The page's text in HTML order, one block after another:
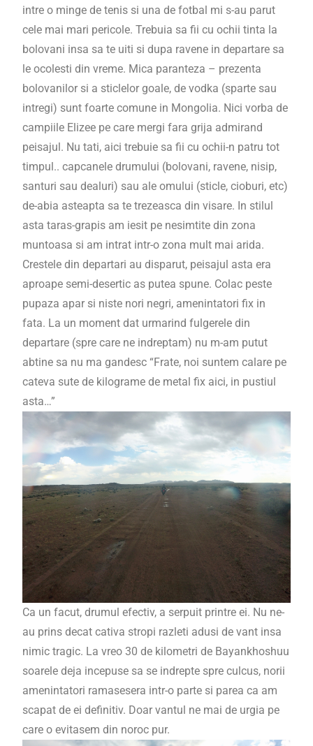
intre o minge de tenis si una de fotbal mi s-au parut
cele mai mari pericole. Trebuia sa fii cu ochii tinta la
bolovani insa sa te uiti si dupa ravene in departare sa
le ocolesti din vreme. Mica paranteza – prezenta
bolovanilor si a sticlelor goale, de vodka (sparte sau
intregi) sunt foarte comune in Mongolia. Nici vorba de
campiile Elizee pe care mergi fara grija admirand
peisajul. Nu tati, aici trebuie sa fii cu ochii-n patru tot
timpul.. capcanele drumului (bolovani, ravene, nisip,
santuri sau dealuri) sau ale omului (sticle, cioburi, etc)
de-abia asteapta sa te trezeasca din visare. In stilul
asta taras-grapis am iesit pe nesimtite din zona
muntoasa si am intrat intr-o zona mult mai arida.
Crestele din departari au disparut, peisajul asta era
aproape semi-desertic as putea spune. Colac peste
pupaza apar si niste nori negri, amenintatori fix in
fata. La un moment dat urmarind fulgerele din
departare (spre care ne indreptam) nu m-am putut
abtine sa nu ma gandesc “Frate, noi suntem calare pe
cateva sute de kilograme de metal fix aici, in pustiul
asta…”
Ca un facut, drumul efectiv, a serpuit printre ei. Nu ne-
au prins decat cativa stropi razleti adusi de vant insa
nimic tragic. La vreo 30 de kilometri de Bayankhoshuu
soarele deja incepuse sa se indrepte spre culcus, norii
amenintatori ramasesera intr-o parte si parea ca am
scapat de ei definitiv. Doar vantul ne mai de urgia pe
care o evitasem din noroc pur.